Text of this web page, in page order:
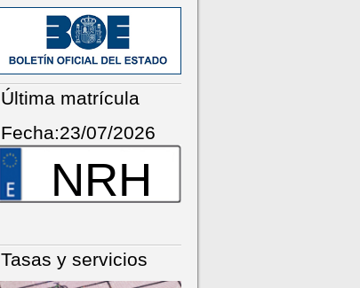
Última matrícula
Fecha:23/07/2026
NRH
Tasas y servicios